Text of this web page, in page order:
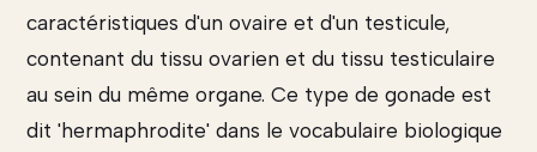
caractéristiques d'un ovaire et d'un testicule,
contenant du tissu ovarien et du tissu testiculaire
au sein du même organe. Ce type de gonade est
dit 'hermaphrodite' dans le vocabulaire biologique